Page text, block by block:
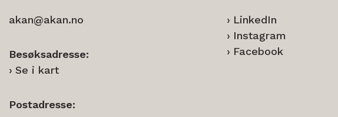
akan@akan.no
Besøksadresse:
Se i kart
Postadresse:
LinkedIn
Instagram
Facebook